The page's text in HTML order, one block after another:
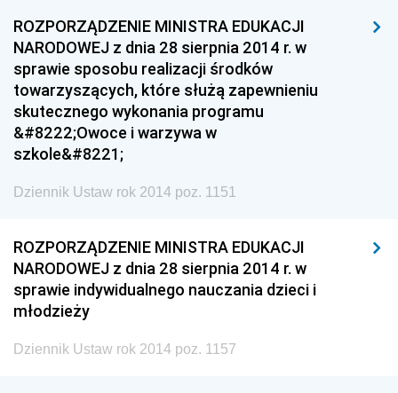
ROZPORZĄDZENIE MINISTRA EDUKACJI
NARODOWEJ z dnia 28 sierpnia 2014 r. w
sprawie sposobu realizacji środków
towarzyszących, które służą zapewnieniu
skutecznego wykonania programu
&#8222;Owoce i warzywa w
szkole&#8221;
Dziennik Ustaw rok 2014 poz. 1151
ROZPORZĄDZENIE MINISTRA EDUKACJI
NARODOWEJ z dnia 28 sierpnia 2014 r. w
sprawie indywidualnego nauczania dzieci i
młodzieży
Dziennik Ustaw rok 2014 poz. 1157